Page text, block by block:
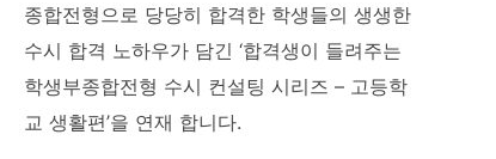
종합전형으로 당당히 합격한 학생들의 생생한
수시 합격 노하우가 담긴 ‘합격생이 들려주는
학생부종합전형 수시 컨설팅 시리즈 – 고등학
교 생활편’을 연재 합니다.